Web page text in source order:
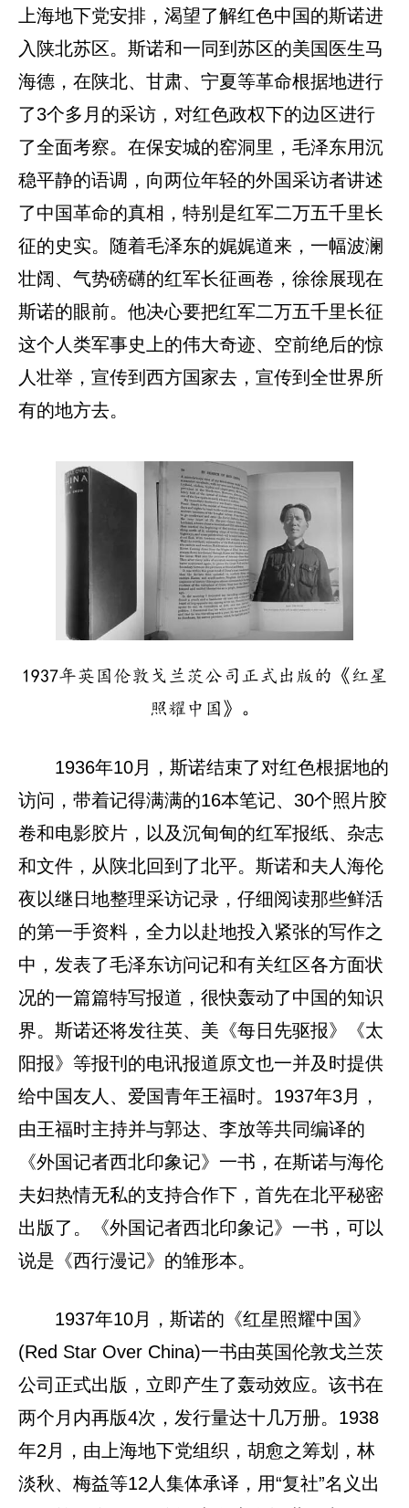
上海地下党安排，渴望了解红色中国的斯诺进
入陕北苏区。斯诺和一同到苏区的美国医生马
海德，在陕北、甘肃、宁夏等革命根据地进行
了3个多月的采访，对红色政权下的边区进行
了全面考察。在保安城的窑洞里，毛泽东用沉
稳平静的语调，向两位年轻的外国采访者讲述
了中国革命的真相，特别是红军二万五千里长
征的史实。随着毛泽东的娓娓道来，一幅波澜
壮阔、气势磅礴的红军长征画卷，徐徐展现在
斯诺的眼前。他决心要把红军二万五千里长征
这个人类军事史上的伟大奇迹、空前绝后的惊
人壮举，宣传到西方国家去，宣传到全世界所
有的地方去。
1937年英国伦敦戈兰茨公司正式出版的《红星
照耀中国》。
1936年10月，斯诺结束了对红色根据地的
访问，带着记得满满的16本笔记、30个照片胶
卷和电影胶片，以及沉甸甸的红军报纸、杂志
和文件，从陕北回到了北平。斯诺和夫人海伦
夜以继日地整理采访记录，仔细阅读那些鲜活
的第一手资料，全力以赴地投入紧张的写作之
中，发表了毛泽东访问记和有关红区各方面状
况的一篇篇特写报道，很快轰动了中国的知识
界。斯诺还将发往英、美《每日先驱报》《太
阳报》等报刊的电讯报道原文也一并及时提供
给中国友人、爱国青年王福时。1937年3月，
由王福时主持并与郭达、李放等共同编译的
《外国记者西北印象记》一书，在斯诺与海伦
夫妇热情无私的支持合作下，首先在北平秘密
出版了。《外国记者西北印象记》一书，可以
说是《西行漫记》的雏形本。
1937年10月，斯诺的《红星照耀中国》
(Red Star Over China)一书由英国伦敦戈兰茨
公司正式出版，立即产生了轰动效应。该书在
两个月内再版4次，发行量达十几万册。1938
年2月，由上海地下党组织，胡愈之筹划，林
淡秋、梅益等12人集体承译，用“复社”名义出